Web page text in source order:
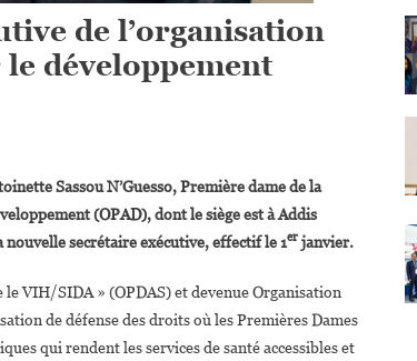
de l’organisation
développement
Sassou N’Guesso, Première dame de la
(OPAD), dont le siège est à Addis
secrétaire exécutive, effectif le 1er janvier.
VIH/SIDA » (OPDAS) et devenue Organisation
de défense des droits où les Premières Dames
qui rendent les services de santé accessibles et